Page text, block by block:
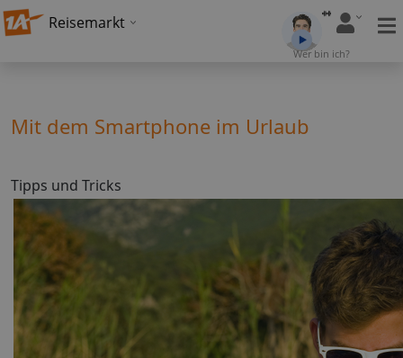
Reisemarkt
Wer bin ich?
Mit dem Smartphone im Urlaub
Tipps und Tricks